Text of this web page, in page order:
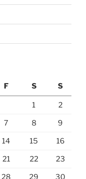
F S S
1 2
7 8 9
14 15 16
21 22 23
28 29 30